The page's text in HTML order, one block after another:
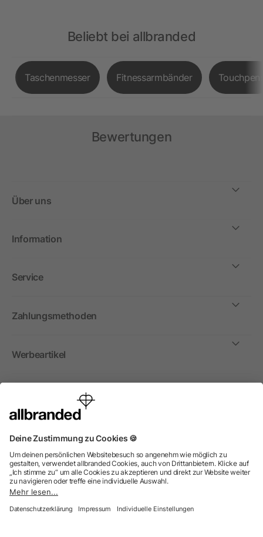
Beliebt bei allbranded
Taschenmesser Fitnessarmbänder
Bewertungen
Über uns
Information
Service
Zahlungsmethoden
Werbeartikel
International
Wir verkaufen Werbeartikel, Werbemittel und